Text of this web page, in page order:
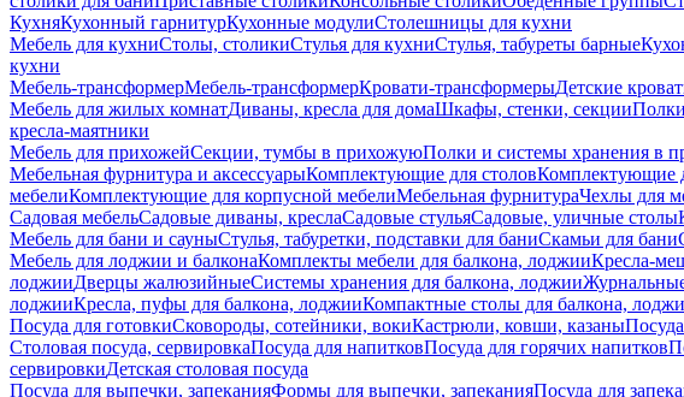
КухняКухонный гарнитурКухонные модулиСтолешницы для кухни
Мебель для кухниСтолы, столикиСтулья для кухниСтулья, табуреты барные
кухни
Мебель-трансформерМебель-трансформерКровати-трансформерыДетские
Мебель для жилых комнатДиваны, кресла для домаШкафы, стенки, секции
кресла-маятники
Мебель для прихожейСекции, тумбы в прихожуюПолки и системы хранения в
Мебельная фурнитура и аксессуарыКомплектующие для столовКомплектующие
мебелиКомплектующие для корпусной мебелиМебельная фурнитураЧехлы для
Садовая мебельСадовые диваны, креслаСадовые стульяСадовые, уличные столы
Мебель для бани и сауныСтулья, табуретки, подставки для баниСкамьи для бани
Мебель для лоджии и балконаКомплекты мебели для балкона, лоджииКресла-
лоджииДверцы жалюзийныеСистемы хранения для балкона, лоджии
лоджииКресла, пуфы для балкона, лоджииКомпактные столы для балкона,
Посуда для готовкиСковороды, сотейники, вокиКастрюли, ковши, казаны
Столовая посуда, сервировкаПосуда для напитковПосуда для горячих напитков
сервировкиДетская столовая посуда
Посуда для выпечки, запеканияФормы для выпечки, запеканияПосуда для